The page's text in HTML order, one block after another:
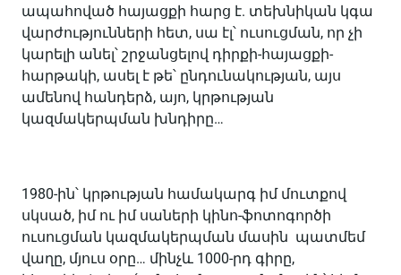
ապահոված հայացքի հարց է. տեխնիկան կգա
վարժությունների հետ, սա էլ՝ ուսուցման, որ չի
կարելի անել՝ շրջանցելով դիրքի-հայացքի-
հարթակի, ասել է թե՝ ընդունակության, այս
ամենով հանդերձ, այո, կրթության
կազմակերպման խնդիրը…
1980-ին՝ կրթության համակարգ իմ մուտքով
սկսած, իմ ու իմ սաների կինո-ֆոտոգործի
ուսուցման կազմակերպման մասին պատմեմ
վաղը, մյուս օրը… մինչև 1000-րդ գիրը,